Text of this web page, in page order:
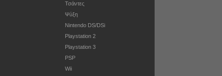
Τσάντες
Ψύξη
Nintendo DS/DSi
Playstation 2
Playstation 3
PSP
Wii